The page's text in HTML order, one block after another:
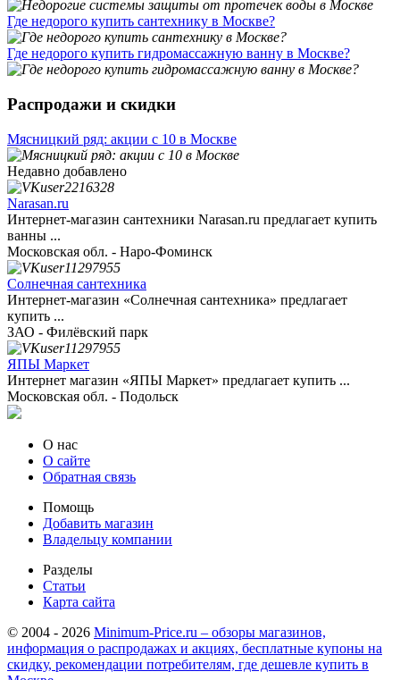
Где недорого купить сантехнику в Москве?
Где недорого купить гидромассажную ванну в Москве?
Распродажи и скидки
Мясницкий ряд: акции с 10 в Москве
Недавно добавлено
Narasan.ru
Интернет-магазин сантехники Narasan.ru предлагает купить
ванны ...
Московская обл. - Наро-Фоминск
Солнечная сантехника
Интернет-магазин «Солнечная сантехника» предлагает
купить ...
ЗАО - Филёвский парк
ЯПЫ Маркет
Интернет магазин «ЯПЫ Маркет» предлагает купить ...
Московская обл. - Подольск
О нас
О сайте
Обратная связь
Помощь
Добавить магазин
Владельцу компании
Разделы
Статьи
Карта сайта
© 2004 - 2026 Minimum-Price.ru – обзоры магазинов,
информация о распродажах и акциях, бесплатные купоны на
скидку, рекомендации потребителям, где дешевле купить в